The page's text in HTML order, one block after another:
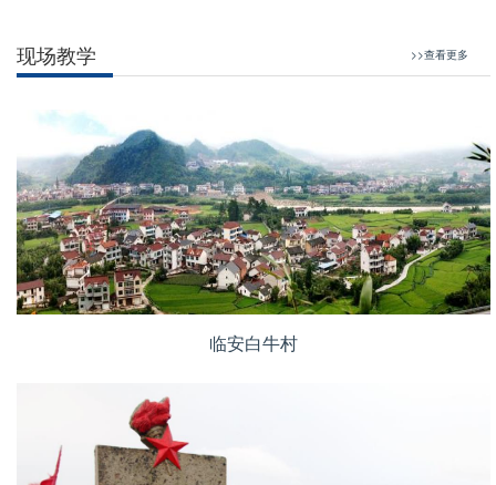
现场教学 >>查看更多
临安白牛村